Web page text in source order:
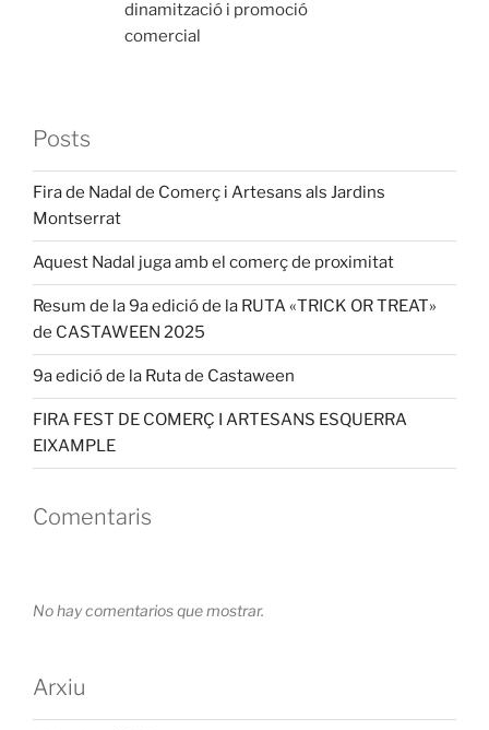
dinamització i promoció
comercial
Posts
Fira de Nadal de Comerç i Artesans als Jardins
Montserrat
Aquest Nadal juga amb el comerç de proximitat
Resum de la 9a edició de la RUTA «TRICK OR TREAT»
de CASTAWEEN 2025
9a edició de la Ruta de Castaween
FIRA FEST DE COMERÇ I ARTESANS ESQUERRA
EIXAMPLE
Comentaris
No hay comentarios que mostrar.
Arxiu